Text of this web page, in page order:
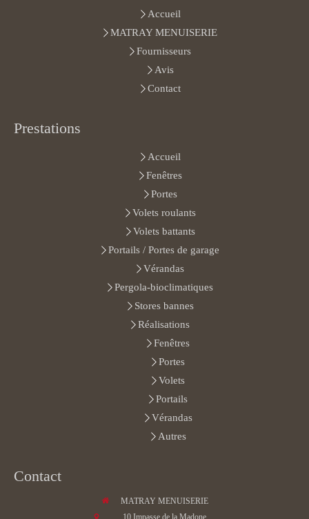
Accueil
MATRAY MENUISERIE
Fournisseurs
Avis
Contact
Prestations
Accueil
Fenêtres
Portes
Volets roulants
Volets battants
Portails / Portes de garage
Vérandas
Pergola-bioclimatiques
Stores bannes
Réalisations
Fenêtres
Portes
Volets
Portails
Vérandas
Autres
Contact
MATRAY MENUISERIE